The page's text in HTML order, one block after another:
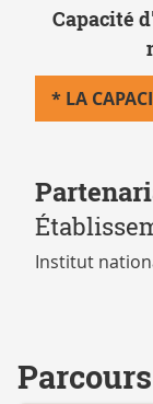
Capacité
* LA
Institut
Parcours